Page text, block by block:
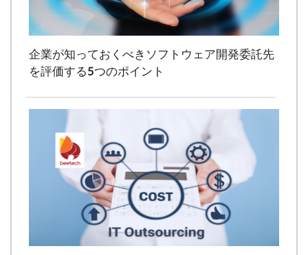
企業が知っておくべきソフトウェア開発委託先
を評価する5つのポイント